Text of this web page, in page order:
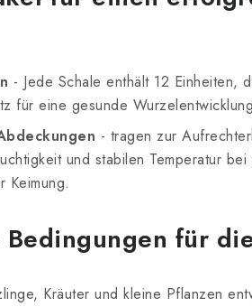
- Jede Schale enthält 12 Einheiten,
für eine gesunde
- tragen zur
und stabilen Temperatur
Keimung.
für
Kräuter und kleine Pflanzen